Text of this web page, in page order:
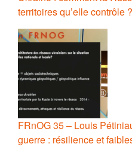
territoires qu’elle contrôle
FRnOG 35 – Louis
guerre : résilience et